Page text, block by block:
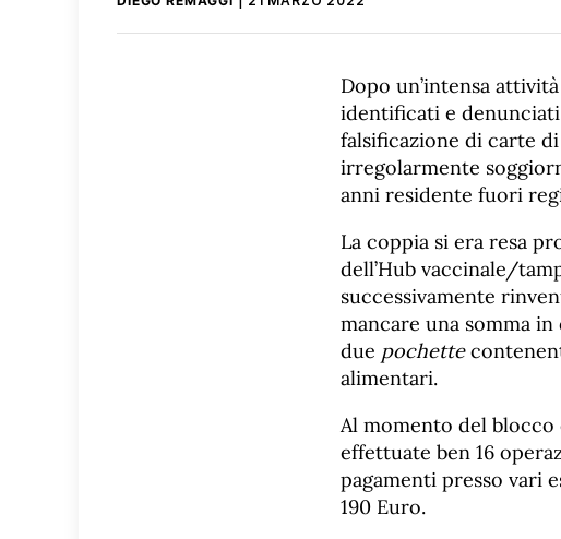
Dopo un’intensa
identificati e
falsificazione di carte
irregolarmente
anni residente fuori
La coppia si era resa
dell’Hub vaccinale/
successivamente
mancare una somma
due pochette
alimentari.
Al momento del
effettuate ben 16
pagamenti presso vari
190 Euro.